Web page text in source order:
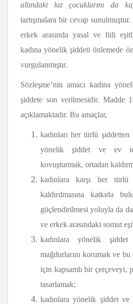
altındaki kız çocuklarını da
tartışmalara bir cevap sunulmuştur.
erkek arasında yasal ve fiili
kadına yönelik şiddeti önlemede
vurgulanmıştır.
Sözleşme’nin amacı kadına
şiddete son verilmesidir. Madde 1
açıklamaktadır. Bu amaçlar,
kadınları her türlü
yönelik şiddet ve ev
kovuşturmak, ortadan
kadınlara karşı her türlü
kaldırılmasına katkıda
güçlendirilmesi yoluyla da
ve erkek arasındaki somut
kadınlara yönelik
mağdurlarını korumak ve
için kapsamlı bir çerçeveyi,
tasarlamak;
kadınlara yönelik şiddet